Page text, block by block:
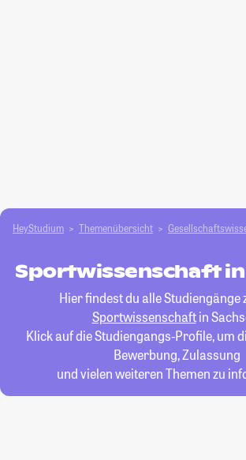
HeyStudium Themenübersicht
Sportwissenschaft in
Hier findest du alle Studiengänge
Sportwissenschaftin
Klick auf die Studiengangs-Profile, um
Bewerbung, Zulassung
und vielen weiteren Themen zu